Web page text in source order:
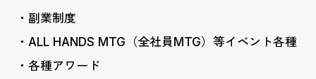
・副業制度
・ALL HANDS MTG（全社員MTG）等イベント各種
・各種アワード